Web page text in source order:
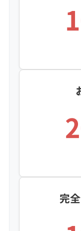
完